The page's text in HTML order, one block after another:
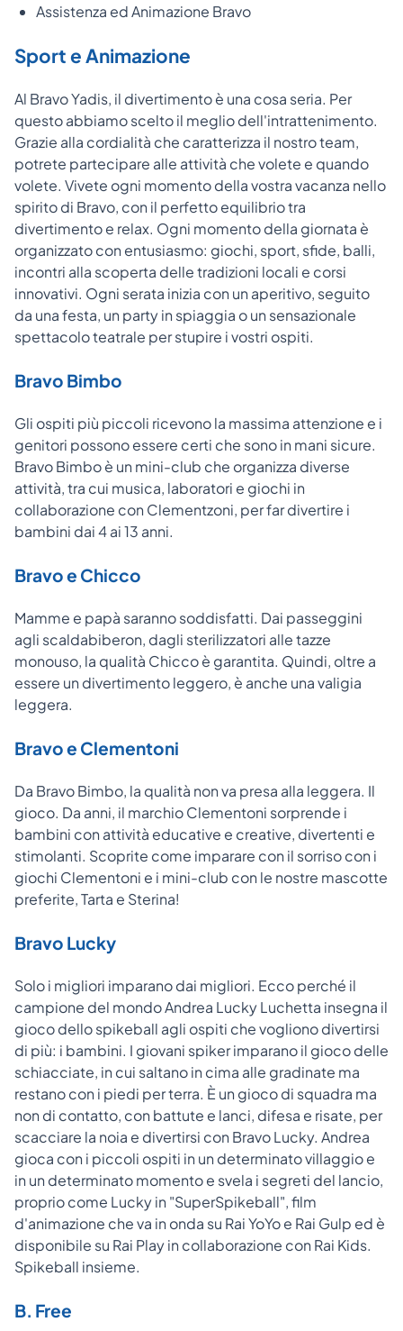
Assistenza ed Animazione Bravo
Sport e Animazione
Al Bravo Yadis, il divertimento è una cosa seria. Per
questo abbiamo scelto il meglio dell'intrattenimento.
Grazie alla cordialità che caratterizza il nostro team,
potrete partecipare alle attività che volete e quando
volete. Vivete ogni momento della vostra vacanza nello
spirito di Bravo, con il perfetto equilibrio tra
divertimento e relax. Ogni momento della giornata è
organizzato con entusiasmo: giochi, sport, sfide, balli,
incontri alla scoperta delle tradizioni locali e corsi
innovativi. Ogni serata inizia con un aperitivo, seguito
da una festa, un party in spiaggia o un sensazionale
spettacolo teatrale per stupire i vostri ospiti.
Bravo Bimbo
Gli ospiti più piccoli ricevono la massima attenzione e i
genitori possono essere certi che sono in mani sicure.
Bravo Bimbo è un mini-club che organizza diverse
attività, tra cui musica, laboratori e giochi in
collaborazione con Clementzoni, per far divertire i
bambini dai 4 ai 13 anni.
Bravo e Chicco
Mamme e papà saranno soddisfatti. Dai passeggini
agli scaldabiberon, dagli sterilizzatori alle tazze
monouso, la qualità Chicco è garantita. Quindi, oltre a
essere un divertimento leggero, è anche una valigia
leggera.
Bravo e Clementoni
Da Bravo Bimbo, la qualità non va presa alla leggera. Il
gioco. Da anni, il marchio Clementoni sorprende i
bambini con attività educative e creative, divertenti e
stimolanti. Scoprite come imparare con il sorriso con i
giochi Clementoni e i mini-club con le nostre mascotte
preferite, Tarta e Sterina!
Bravo Lucky
Solo i migliori imparano dai migliori. Ecco perché il
campione del mondo Andrea Lucky Luchetta insegna il
gioco dello spikeball agli ospiti che vogliono divertirsi
di più: i bambini. I giovani spiker imparano il gioco delle
schiacciate, in cui saltano in cima alle gradinate ma
restano con i piedi per terra. È un gioco di squadra ma
non di contatto, con battute e lanci, difesa e risate, per
scacciare la noia e divertirsi con Bravo Lucky. Andrea
gioca con i piccoli ospiti in un determinato villaggio e
in un determinato momento e svela i segreti del lancio,
proprio come Lucky in "SuperSpikeball", film
d'animazione che va in onda su Rai YoYo e Rai Gulp ed è
disponibile su Rai Play in collaborazione con Rai Kids.
Spikeball insieme.
B. Free